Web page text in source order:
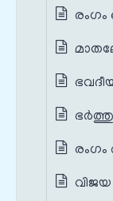
രംഗം
രംഗം